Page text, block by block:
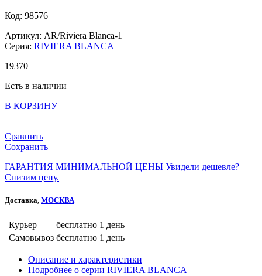
Код: 98576
Артикул: AR/Riviera Blanca-1
Серия: RIVIERA BLANCA
19370
Есть в наличии
В КОРЗИНУ
Сравнить
Сохранить
ГАРАНТИЯ МИНИМАЛЬНОЙ ЦЕНЫ Увидели дешевле?
Снизим цену.
Доставка, МОСКВА
Курьер бесплатно 1 день
Самовывоз бесплатно 1 день
Описание и характеристики
Подробнее о серии RIVIERA BLANCA